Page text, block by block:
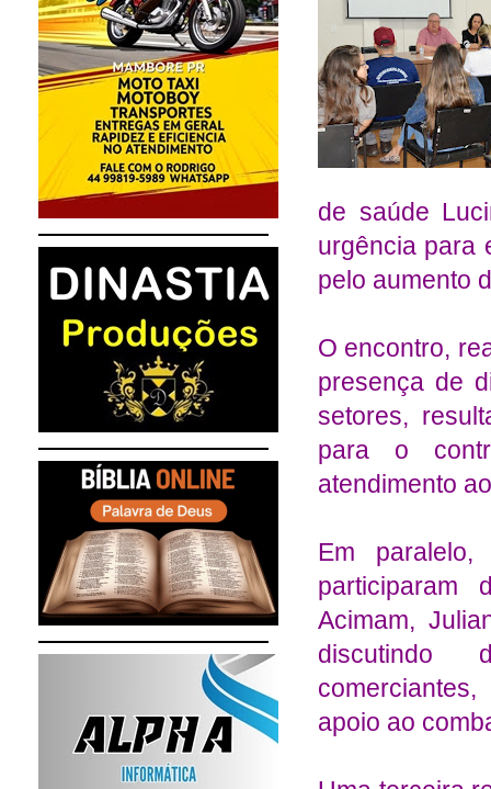
de saúde
urgência para
pelo aumento
O encontro,
presença de
setores,
para o
atendimento
Em
Acimam,
discutindo
apoio ao